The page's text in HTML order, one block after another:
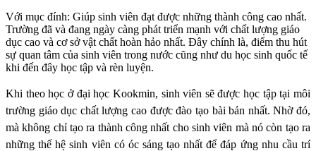
Với mục đính: Giúp sinh viên đạt được những thành công cao nhất.
Trường đã và đang ngày càng phát triển mạnh với chất lượng giáo
dục cao và cơ sở vật chất hoàn hảo nhất. Đây chính là, điểm thu hút
sự quan tâm của sinh viên trong nước cũng như du học sinh quốc tế
khi đến đây học tập và rèn luyện.
Khi theo học ở đại học Kookmin, sinh viên sẽ được học tập tại môi
trường giáo dục chất lượng cao được đào tạo bài bản nhất. Nhờ đó,
mà không chỉ tạo ra thành công nhất cho sinh viên mà nó còn tạo ra
những thế hệ sinh viên có óc sáng tạo nhất để đáp ứng nhu cầu trí